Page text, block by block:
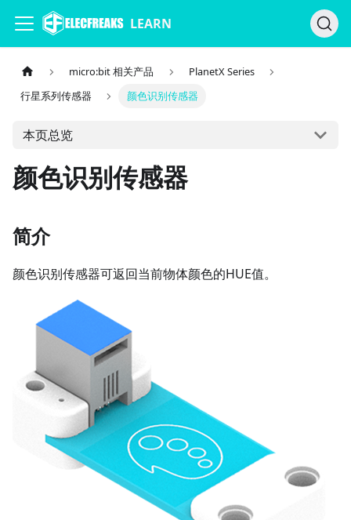
LEARN
micro:bit 相关产品
PlanetX Series
行星系列传感器
颜色识别传感器
本页总览
颜色识别传感器
简介
颜色识别传感器可返回当前物体颜色的HUE值。